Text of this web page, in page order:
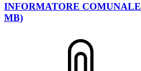
INFORMATORE COMUNALE
MB)